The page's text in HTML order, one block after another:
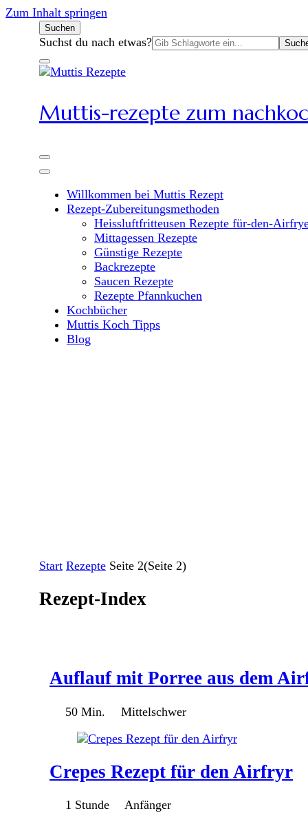
Zum Inhalt springen
Suchen
Suchen
nach:
Suchst du nach etwas?
Muttis-rezepte zum
Willkommen bei Muttis Rezept
Rezept-Zubereitungsmethoden
Heissluftfritteusen Rezepte für-den-
Mittagessen Rezepte
Günstige Rezepte
Backrezepte
Saucen Rezepte
Rezepte Pfannkuchen
Kochbücher
Muttis Koch Tipps
Blog
Start Rezepte Seite 2(Seite 2)
Rezept-Index
Auflauf mit Porree aus dem
50 Min. Mittelschwer
Crepes Rezept für den Airfryr
1 Stunde Anfänger